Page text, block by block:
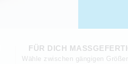
FÜR DICH
Wähle zwischen gängigen